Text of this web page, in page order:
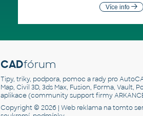
Více info
CADfórum
Tipy, triky, podpora, pomoc a rady pro
Map, Civil 3D, 3ds Max, Fusion, Forma, Vault,
aplikace (community support firmy
Copyright © 2026 | Web reklamana tomto